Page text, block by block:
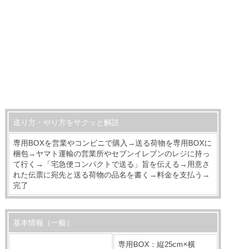
送り方・やり方をサクッと解説
専用BOXを営業やコンビニで購入→送る荷物を専用BOXに
梱包→ヤマト運輸の営業所やセブンイレブンのレジに持っ
て行く→「宅急便コンパクトで送る」旨を伝える→用意さ
れた伝票に宛先と送る荷物の品名を書く→料金を支払う→
完了
基本情報（一般）
専用BOX：縦25cm×横